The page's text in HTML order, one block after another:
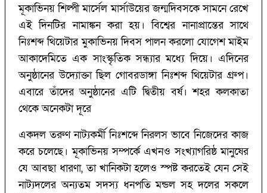
মূকাভিনয় শিল্পী মার্সেল মার্সাউয়ের জন্মদিবসকে সামনে রেখে
এই দিনটির নামাঙ্কন করা হয়। বিশ্বের নানাপ্রান্তের সাথে
নিঃশব্দ থিয়েটার মুকাভিনয় দিবস পালন করলো যোগেশ মাইম
আকাদেমিতে এক সাংস্কৃতিক সন্ধ্যার মধ্যে দিয়ে। এদিনের
অনুষ্ঠানের উদ্যোক্তা ছিল গোবরডাঙ্গা নিঃশব্দ থিয়েটার গ্রুপ।
এবারে তাঁদের অনুষ্ঠানের এটি দ্বিতীয় বর্ষ। শহর কলকাতা
থেকে অনেকটা দূরে
একদল তরুণ নাট্যকর্মী নিঃশব্দে নিরলস ভাবে নিজেদের কাজ
করে চলেছে। মূকাভিনয় সম্পর্কে এখনও সংখ্যাগরিষ্ঠ মানুষের
যে আবছা ধারণা, তা খানিকটা হলেও স্পষ্ট করতেই যেন সেই
নাট্যদলের অন্যতম সদস্য ধনপতি মন্ডল সহ দলের সকলে